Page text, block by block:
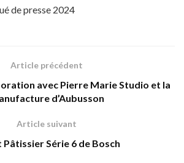
de presse 2024
Article précédent
avec Pierre Marie Studio et la
d’Aubusson
Article suivant
Pâtissier Série 6 de Bosch